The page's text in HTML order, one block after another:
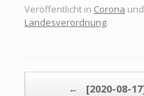
Veröffentlicht in Corona
Landesverordnung.
←
[2020-08-